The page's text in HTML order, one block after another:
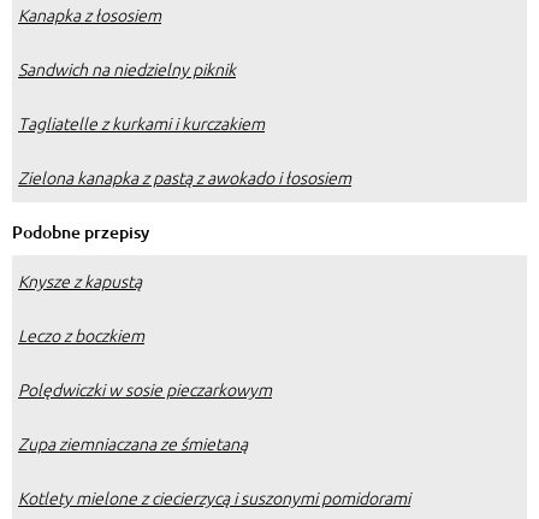
Kanapka z łososiem
Sandwich na niedzielny piknik
Tagliatelle z kurkami i kurczakiem
Zielona kanapka z pastą z awokado i łososiem
Podobne przepisy
Knysze z kapustą
Leczo z boczkiem
Polędwiczki w sosie pieczarkowym
Zupa ziemniaczana ze śmietaną
Kotlety mielone z ciecierzycą i suszonymi pomidorami